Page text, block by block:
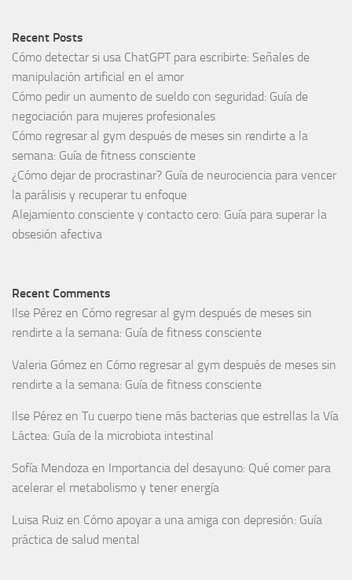
Recent Posts
Cómo detectar si usa ChatGPT para escribirte: Señales de
manipulación artificial en el amor
Cómo pedir un aumento de sueldo con seguridad: Guía de
negociación para mujeres profesionales
Cómo regresar al gym después de meses sin rendirte a la
semana: Guía de fitness consciente
¿Cómo dejar de procrastinar? Guía de neurociencia para vencer
la parálisis y recuperar tu enfoque
Alejamiento consciente y contacto cero: Guía para superar la
obsesión afectiva
Recent Comments
Ilse Pérez en Cómo regresar al gym después de meses sin
rendirte a la semana: Guía de fitness consciente
Valeria Gómez en Cómo regresar al gym después de meses sin
rendirte a la semana: Guía de fitness consciente
Ilse Pérez en Tu cuerpo tiene más bacterias que estrellas la Vía
Láctea: Guía de la microbiota intestinal
Sofía Mendoza en Importancia del desayuno: Qué comer para
acelerar el metabolismo y tener energía
Luisa Ruiz en Cómo apoyar a una amiga con depresión: Guía
práctica de salud mental